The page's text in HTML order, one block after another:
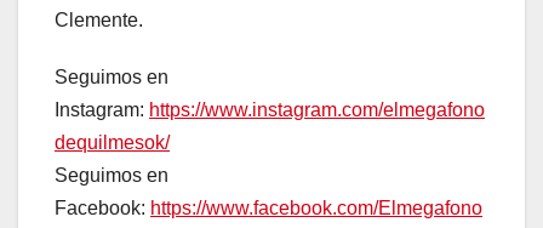
Clemente.
Seguimos en
Instagram: https://www.instagram.com/elmegafono
dequilmesok/
Seguimos en
Facebook: https://www.facebook.com/Elmegafono